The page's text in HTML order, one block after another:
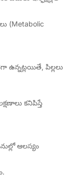
(Metabolic
ఉన్నట్లయితే, పిల్లలు
కనిపిస్తే
ఆలస్యం